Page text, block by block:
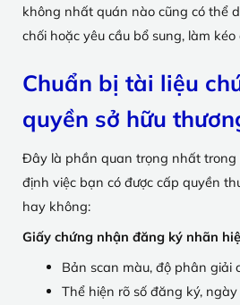
không nhất quán nào cũng có thể
chối hoặc yêu cầu bổ sung, làm
Chuẩn bị tài liệu
quyền sở hữu
Đây là phần quan trọng nhất trong
định việc bạn có được cấp quyền
hay không:
Giấy chứng nhận đăng ký nhãn
Bản scan màu, độ phân giải
Thể hiện rõ số đăng ký,